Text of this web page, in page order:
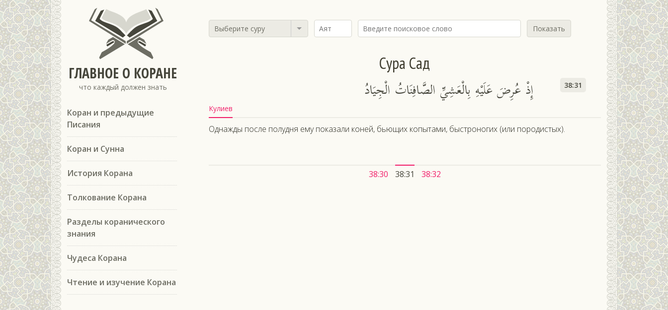
ГЛАВНОЕ О КОРАНЕ
что каждый должен знать
Коран и предыдущие
Писания
Коран и Сунна
История Корана
Толкование Корана
Разделы коранического
знания
Чудеса Корана
Чтение и изучение Корана
Выберите суру Показать
Сура Сад
إِذْ عُرِضَ عَلَيْهِ بِالْعَشِيِّ الصَّافِنَاتُ الْجِيَادُ 38:31
Кулиев
Однажды после полудня ему показали коней, бьющих копытами, быстроногих (или породистых).
38:30 38:31 38:32